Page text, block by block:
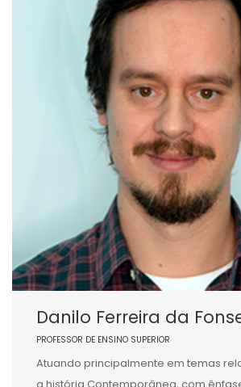
Danilo Ferreira da
PROFESSOR DE ENSINO SUPERIOR
Atuando principalmente em temas